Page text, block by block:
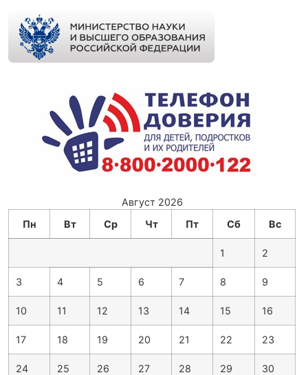
Август 2026
Пн
Вт Ср Чт Пт Сб Вс
1 2
3 4 5 6 7 8 9
10 11 12 13 14 15 16
17 18 19 20 21 22 23
24 25 26 27 28 29 30